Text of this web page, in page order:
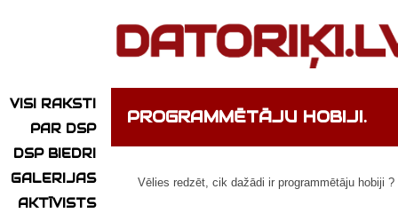
VISI RAKSTI
PAR DSP
DSP BIEDRI
GALERIJAS
AKTĪVISTS
PROGRAMMĒTĀJU HOBIJI.
Vēlies redzēt, cik dažādi ir programmētāju hobiji